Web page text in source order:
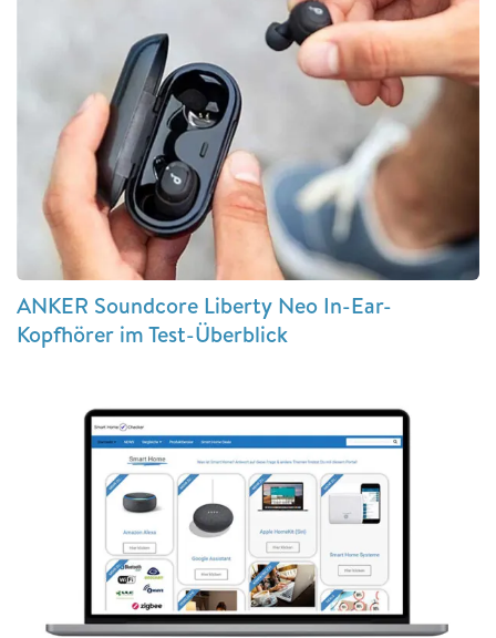
ANKER Soundcore Liberty Neo In-Ear-
Kopfhörer im Test-Überblick